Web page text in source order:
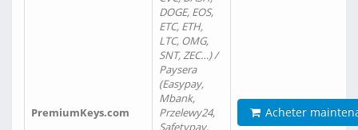
PremiumKeys.com
DOGE, EOS,
ETC, ETH,
LTC, OMG,
SNT, ZEC…) /
Paysera
(Easypay,
Mbank,
Przelewy24,
Safetypay,
Acheter